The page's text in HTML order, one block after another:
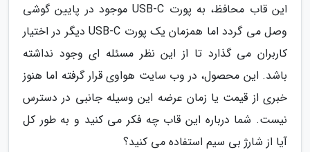
این قاب محافظ، به پورت USB-C موجود در پایین گوشی
وصل می گردد اما همزمان یک پورت USB-C دیگر در اختیار
کاربران می گذارد تا از این نظر مسئله ای وجود نداشته
باشد. این محصول، در وب سایت هواوی قرار گرفته اما هنوز
خبری از قیمت یا زمان عرضه این وسیله جانبی در دسترس
نیست. شما درباره این قاب چه فکر می کنید و به طور کل
آیا از شارژ بی سیم استفاده می کنید؟